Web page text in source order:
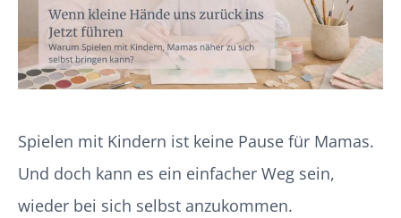
Spielen mit Kindern ist keine Pause für Mamas.
Und doch kann es ein einfacher Weg sein,
wieder bei sich selbst anzukommen.